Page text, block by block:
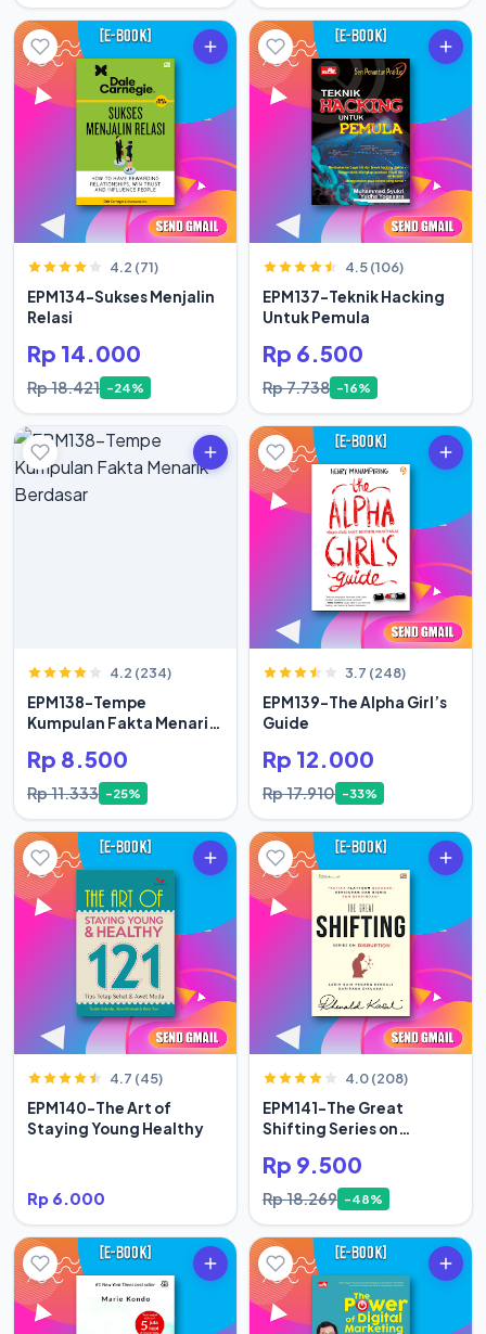
4.2 (71)
EPM134-Sukses Menjalin
Relasi
Rp 14.000
Rp 18.421 -24%
4.5 (106)
EPM137-Teknik Hacking
Untuk Pemula
Rp 6.500
Rp 7.738 -16%
4.2 (234)
EPM138-Tempe
Kumpulan Fakta Menarik
Rp 8.500
Rp 11.333 -25%
3.7 (248)
EPM139-The Alpha Girl’s
Guide
Rp 12.000
Rp 17.910 -33%
4.7 (45)
EPM140-The Art of
Staying Young Healthy
Rp 6.000
4.0 (208)
EPM141-The Great
Shifting Series on
Rp 9.500
Rp 18.269 -48%